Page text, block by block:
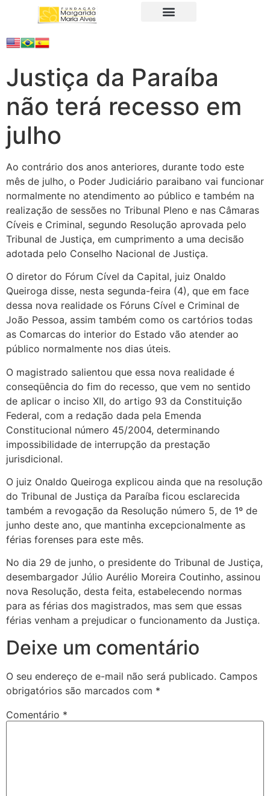
Justiça da Paraíba
não terá recesso em
julho
Ao contrário dos anos anteriores, durante todo este
mês de julho, o Poder Judiciário paraibano vai funcionar
normalmente no atendimento ao público e também na
realização de sessões no Tribunal Pleno e nas Câmaras
Cíveis e Criminal, segundo Resolução aprovada pelo
Tribunal de Justiça, em cumprimento a uma decisão
adotada pelo Conselho Nacional de Justiça.
O diretor do Fórum Cível da Capital, juiz Onaldo
Queiroga disse, nesta segunda-feira (4), que em face
dessa nova realidade os Fóruns Cível e Criminal de
João Pessoa, assim também como os cartórios todas
as Comarcas do interior do Estado vão atender ao
público normalmente nos dias úteis.
O magistrado salientou que essa nova realidade é
conseqüência do fim do recesso, que vem no sentido
de aplicar o inciso XII, do artigo 93 da Constituição
Federal, com a redação dada pela Emenda
Constitucional número 45/2004, determinando
impossibilidade de interrupção da prestação
jurisdicional.
O juiz Onaldo Queiroga explicou ainda que na resolução
do Tribunal de Justiça da Paraíba ficou esclarecida
também a revogação da Resolução número 5, de 1º de
junho deste ano, que mantinha excepcionalmente as
férias forenses para este mês.
No dia 29 de junho, o presidente do Tribunal de Justiça,
desembargador Júlio Aurélio Moreira Coutinho, assinou
nova Resolução, desta feita, estabelecendo normas
para as férias dos magistrados, mas sem que essas
férias venham a prejudicar o funcionamento da Justiça.
Deixe um comentário
O seu endereço de e-mail não será publicado. Campos
obrigatórios são marcados com *
Comentário *